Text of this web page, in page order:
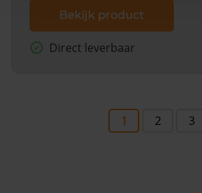
Bekijk product
Direct leverbaar
1 2 3